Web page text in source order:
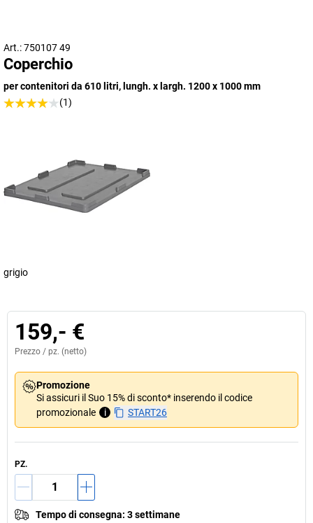
Art.: 750107 49
Coperchio
per contenitori da 610 litri, lungh. x largh. 1200 x 1000 mm
(1)
grigio
159,- €
Prezzo / pz. (netto)
Promozione
Si assicuri il Suo 15% di sconto* inserendo il codice
promozionale
i START26
PZ.
Tempo di consegna: 3 settimane